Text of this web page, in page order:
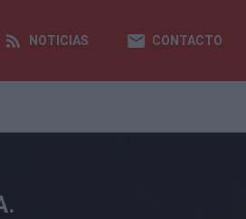
NOTICIAS CONTACTO